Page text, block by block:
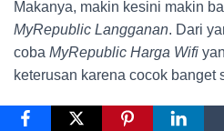
Makanya, makin kesini makin
MyRepublic Langganan. Dari
coba MyRepublic Harga Wifi
keterusan karena cocok banget